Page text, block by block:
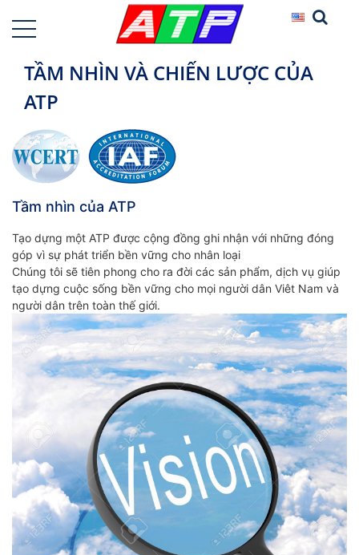
TẦM NHÌN VÀ CHIẾN LƯỢC CỦA
ATP
Tầm nhìn của ATP
Tạo dựng một ATP được cộng đồng ghi nhận với những đóng
góp vì sự phát triển bền vững cho nhân loại
Chúng tôi sẽ tiên phong cho ra đời các sản phẩm, dịch vụ giúp
tạo dựng cuộc sống bền vững cho mọi người dân Viêt Nam và
người dân trên toàn thế giới.